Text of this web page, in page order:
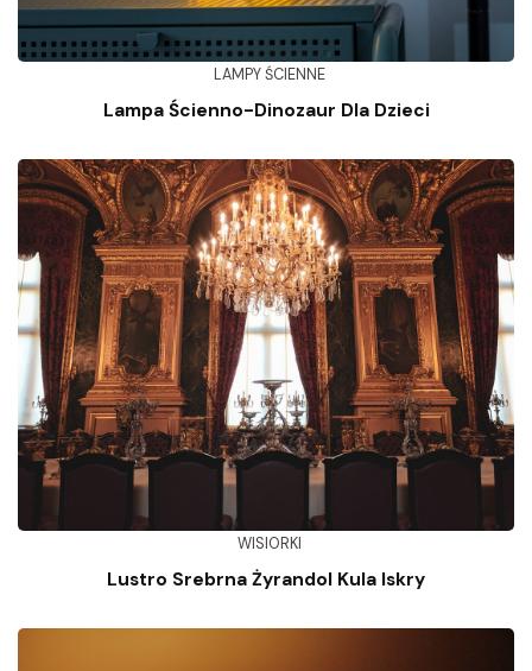
LAMPY ŚCIENNE
Lampa Ścienno-Dinozaur Dla Dzieci
WISIORKI
Lustro Srebrna Żyrandol Kula Iskry